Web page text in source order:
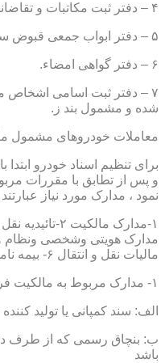
۴ – دفتر ثبت مکاتبات و تقاضانامه اجرایی و خلاصه معاملات.
۵ – دفتر ابواب جمعی قبوض سپرده و اوراق بهادار.
۶ – دفتر گواهی امضاء.
۷ – دفتر ثبت اسامی اشخاص
شده و مشمول بند ز.
معاملات خودروهای مشمول
برای تنظیم اسناد خودرو ابتدا
و پس از تطابق با مقررات
نمود ، مدارک مورد نیاز عبارتند
مالیات نقل و انتقال ۶- بیمه نامه شخص ثالث معتبر ۷-کارت سوخت
۱- مدارک مربوط به مالکیت فروشنده که عبارتند از
الف: سند کمپانی یا تولید
ب: بنچاق رسمی که از طرف
باشد